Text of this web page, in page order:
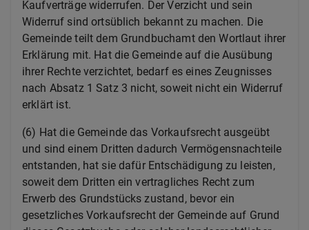
Kaufverträge widerrufen. Der Verzicht und sein
Widerruf sind ortsüblich bekannt zu machen. Die
Gemeinde teilt dem Grundbuchamt den Wortlaut ihrer
Erklärung mit. Hat die Gemeinde auf die Ausübung
ihrer Rechte verzichtet, bedarf es eines Zeugnisses
nach Absatz 1 Satz 3 nicht, soweit nicht ein Widerruf
erklärt ist.
(6) Hat die Gemeinde das Vorkaufsrecht ausgeübt
und sind einem Dritten dadurch Vermögensnachteile
entstanden, hat sie dafür Entschädigung zu leisten,
soweit dem Dritten ein vertragliches Recht zum
Erwerb des Grundstücks zustand, bevor ein
gesetzliches Vorkaufsrecht der Gemeinde auf Grund